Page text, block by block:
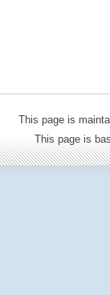
This page is
This page is